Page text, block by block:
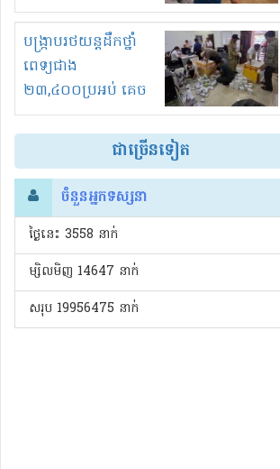
បាក់ច្រាំងទន្លេ និង
រំខានទាំងយប់ទាំងថ្ងៃ
បង្ក្រាបរថយន្តដឹកថ្នាំ
ពេទ្យជាង
២៣,៤០០ប្រអប់ គេច
ពន្ធនិងអត់ច្បាប់នាំ
ចូល!?
ជាច្រើនទៀត
ចំនួនអ្នកទស្សនា
ថ្ងៃនេះ​ 3558 នាក់
ម្សិលមិញ 14647 នាក់
សរុប 19956475 នាក់